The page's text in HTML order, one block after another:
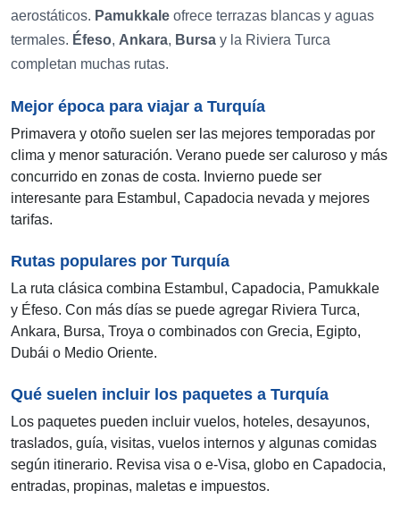
aerostáticos. Pamukkale ofrece terrazas blancas y aguas
termales. Éfeso, Ankara, Bursa y la Riviera Turca
completan muchas rutas.
Mejor época para viajar a Turquía
Primavera y otoño suelen ser las mejores temporadas por
clima y menor saturación. Verano puede ser caluroso y más
concurrido en zonas de costa. Invierno puede ser
interesante para Estambul, Capadocia nevada y mejores
tarifas.
Rutas populares por Turquía
La ruta clásica combina Estambul, Capadocia, Pamukkale
y Éfeso. Con más días se puede agregar Riviera Turca,
Ankara, Bursa, Troya o combinados con Grecia, Egipto,
Dubái o Medio Oriente.
Qué suelen incluir los paquetes a Turquía
Los paquetes pueden incluir vuelos, hoteles, desayunos,
traslados, guía, visitas, vuelos internos y algunas comidas
según itinerario. Revisa visa o e-Visa, globo en Capadocia,
entradas, propinas, maletas e impuestos.